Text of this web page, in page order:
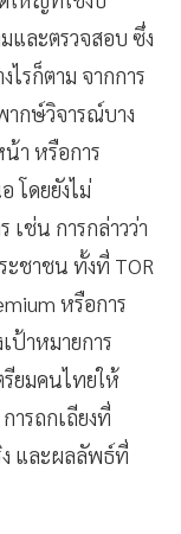
และตรวจสอบ ซึ่ง
ไรก็ตาม จากการ
ากษ์วิจารณ์บาง
า หรือการ
โดยยังไม่
เช่น การกล่าวว่า
ะชาชน ทั้งที่ TOR
หรือการ
ป้าหมายการ
ยมคนไทยให้
ารถกเถียงที่
ง และผลลัพธ์ที่